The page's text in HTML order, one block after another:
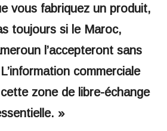
vous fabriquez un produit,
toujours si le Maroc,
l’accepteront sans
commerciale
zone de libre-échange
»